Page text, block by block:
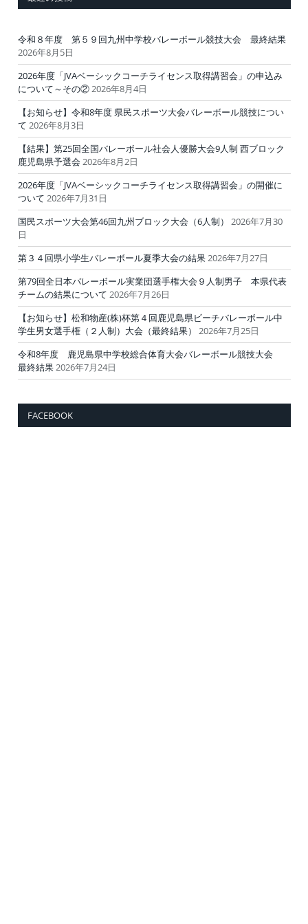
令和８年度 第５９回九州中学校バレーボール競技大会 最終結果
2026年8月5日
2026年度「JVAベーシックコーチライセンス取得講習会」の申込み
について～その②2026年8月4日
【お知らせ】令和8年度 県民スポーツ大会バレーボール競技につい
て 2026年8月3日
【結果】第25回全国バレーボール社会人優勝大会9人制 西ブロック
鹿児島県予選会 2026年8月2日
2026年度「JVAベーシックコーチライセンス取得講習会」の開催に
ついて 2026年7月31日
国民スポーツ大会第46回九州ブロック大会（6人制）
2026年7月30
日
第３４回県小学生バレーボール夏季大会の結果2026年7月27日
第79回全日本バレーボール実業団選手権大会９人制男子 本県代表
チームの結果について 2026年7月26日
【お知らせ】松和物産(株)杯第４回鹿児島県ビーチバレーボール中
学生男女選手権（２人制）大会（最終結果）
2026年7月25日
令和8年度 鹿児島県中学校総合体育大会バレーボール競技大会
最終結果2026年7月24日
FACEBOOK